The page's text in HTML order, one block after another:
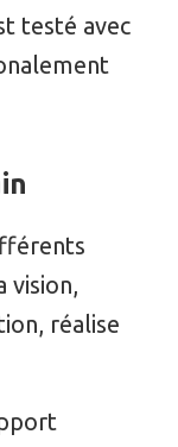
testé avec
vision,
réalise